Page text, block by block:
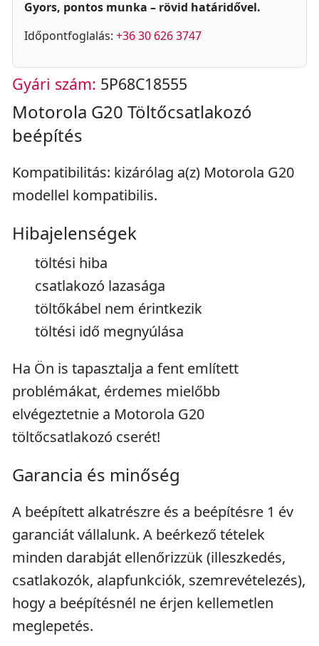
Gyors, pontos munka – rövid határidővel.
Időpontfoglalás: +36 30 626 3747
Gyári szám: 5P68C18555
Motorola G20 Töltőcsatlakozó
beépítés
Kompatibilitás: kizárólag a(z) Motorola G20
modellel kompatibilis.
Hibajelenségek
töltési hiba
csatlakozó lazasága
töltőkábel nem érintkezik
töltési idő megnyúlása
Ha Ön is tapasztalja a fent említett
problémákat, érdemes mielőbb
elvégeztetnie a Motorola G20
töltőcsatlakozó cserét!
Garancia és minőség
A beépített alkatrészre és a beépítésre 1 év
garanciát vállalunk. A beérkező tételek
minden darabját ellenőrizzük (illeszkedés,
csatlakozók, alapfunkciók, szemrevételezés),
hogy a beépítésnél ne érjen kellemetlen
meglepetés.